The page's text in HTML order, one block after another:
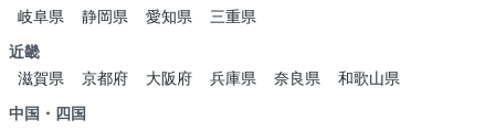
岐阜県
静岡県 愛知県
三重県
近畿
滋賀県
京都府 大阪府 兵庫県 奈良県
和歌山県
中国・四国